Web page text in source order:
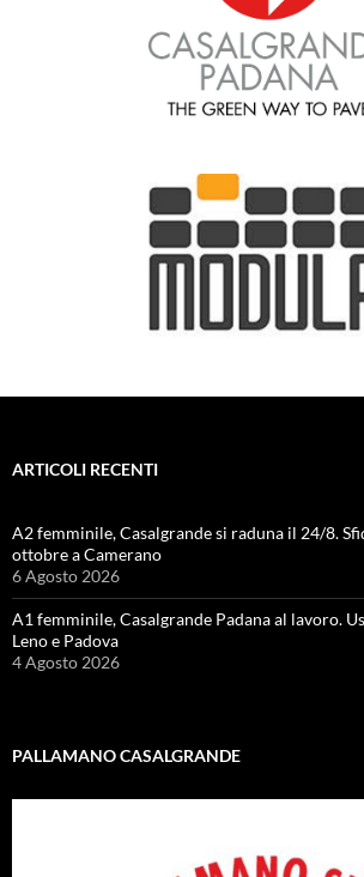
ARTICOLI RECENTI
A2 femminile, Casalgrande si raduna il 24/8.
ottobre a Camerano
6 Agosto 2026
A1 femminile, Casalgrande Padana al lavoro.
Leno e Padova
4 Agosto 2026
PALLAMANO CASALGRANDE